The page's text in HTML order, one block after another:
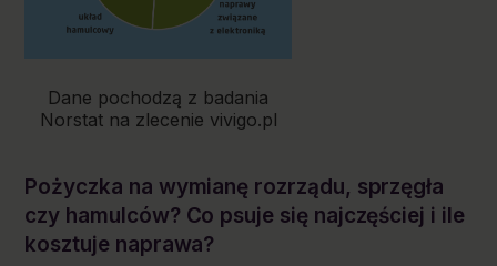
Dane pochodzą z badania
Norstat na zlecenie vivigo.pl
Pożyczka na wymianę rozrządu, sprzęgła
czy hamulców? Co psuje się najczęściej i ile
kosztuje naprawa?